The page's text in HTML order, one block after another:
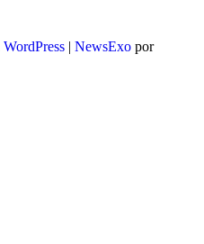
WordPress | NewsExo por